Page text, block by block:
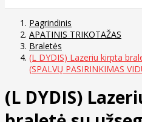
Pagrindinis
APATINIS TRIKOTAŽAS
Braletės
(L DYDIS) Lazeriu kirpta
(SPALVŲ PASIRINKIMAS
(L DYDIS)